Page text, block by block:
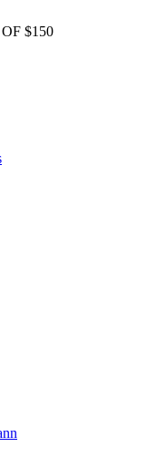
$150